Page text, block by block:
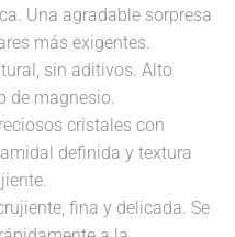
Una agradable sorpresa
más exigentes.
sin aditivos. Alto
de magnesio.
cristales con
definida y textura
fina y delicada. Se